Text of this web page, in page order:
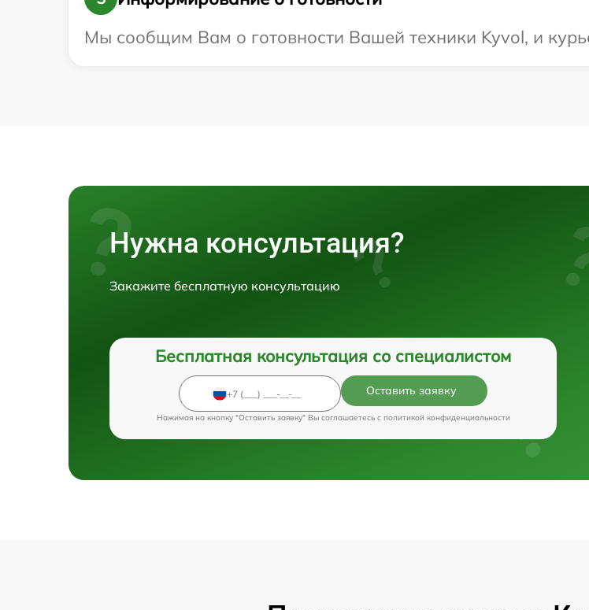
Мы сообщим Вам о готовности Вашей техники Kyvol, и
Нужна консультация?
Закажите бесплатную консультацию
Бесплатная консультация со специалистом
Оставить заявку
Нажимая на кнопку "Оставить заявку" Вы соглашаетесь c политикой конфиденциальности